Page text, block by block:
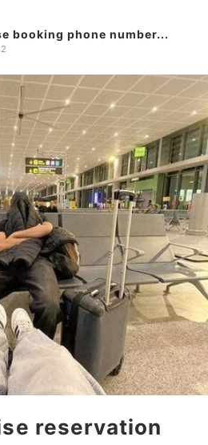
booking phone number...
reservation